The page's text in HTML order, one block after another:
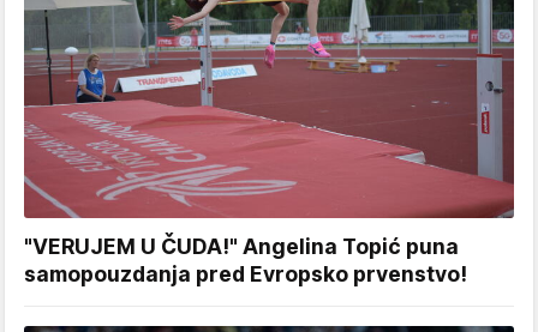
"VERUJEM U ČUDA!" Angelina Topić puna
samopouzdanja pred Evropsko prvenstvo!